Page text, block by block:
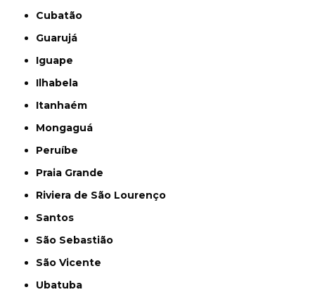
Cubatão
Guarujá
Iguape
Ilhabela
Itanhaém
Mongaguá
Peruíbe
Praia Grande
Riviera de São Lourenço
Santos
São Sebastião
São Vicente
Ubatuba